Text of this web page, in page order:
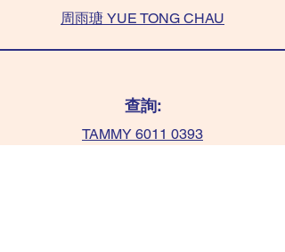
周雨瑭 YUE TONG CHAU
查詢:
TAMMY 6011 0393